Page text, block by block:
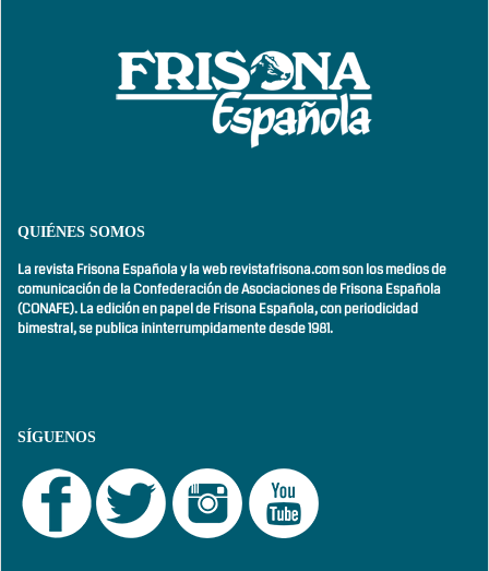
QUIÉNES SOMOS
La revista Frisona Española y la web revistafrisona.com son los medios de
comunicación de la Confederación de Asociaciones de Frisona Española
(CONAFE). La edición en papel de Frisona Española, conperiodicidad
bimestral,se publica ininterrumpidamente desde 1981.
SÍGUENOS